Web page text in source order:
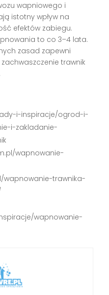
wapniowego i
istotny wpływ na
efektów zabiegu.
to co 3–4 lata.
zasad zapewni
trawnik
i-inspiracje/ogrod-i-
i-zakladanie-
wapnowanie-
wapnowanie-trawnika-
wapnowanie-